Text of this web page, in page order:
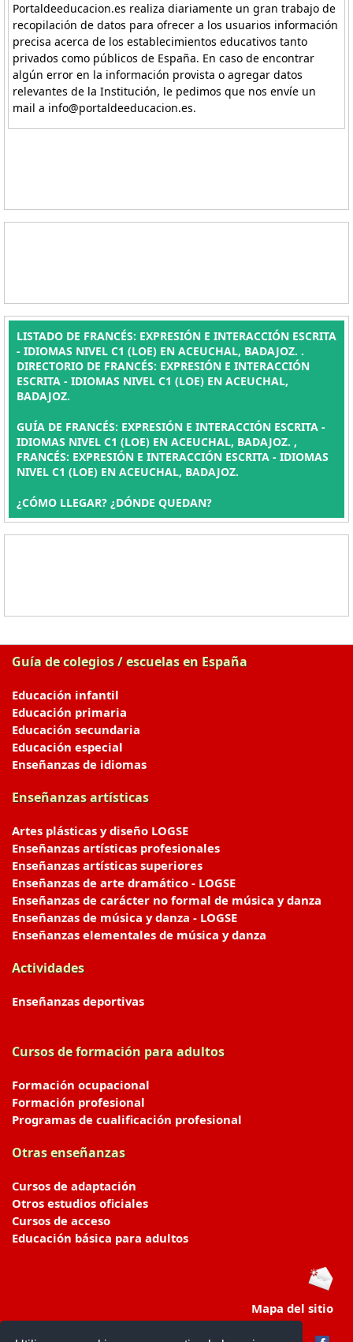
Portaldeeducacion.es realiza diariamente un gran trabajo de
recopilación de datos para ofrecer a los usuarios información
precisa acerca de los establecimientos educativos tanto
privados como públicos de España. En caso de encontrar
algún error en la información provista o agregar datos
relevantes de la Institución, le pedimos que nos envíe un
mail a info@portaldeeducacion.es.
LISTADO DE FRANCÉS: EXPRESIÓN E INTERACCIÓN ESCRITA
- IDIOMAS NIVEL C1 (LOE) EN ACEUCHAL, BADAJOZ. .
DIRECTORIO DE FRANCÉS: EXPRESIÓN E INTERACCIÓN
ESCRITA - IDIOMAS NIVEL C1 (LOE) EN ACEUCHAL,
BADAJOZ.
GUÍA DE FRANCÉS: EXPRESIÓN E INTERACCIÓN ESCRITA -
IDIOMAS NIVEL C1 (LOE) EN ACEUCHAL, BADAJOZ. ,
FRANCÉS: EXPRESIÓN E INTERACCIÓN ESCRITA - IDIOMAS
NIVEL C1 (LOE) EN ACEUCHAL, BADAJOZ.
¿CÓMO LLEGAR? ¿DÓNDE QUEDAN?
Guía de colegios / escuelas en España
Educación infantil
Educación primaria
Educación secundaria
Educación especial
Enseñanzas de idiomas
Enseñanzas artísticas
Artes plásticas y diseño LOGSE
Enseñanzas artísticas profesionales
Enseñanzas artísticas superiores
Enseñanzas de arte dramático - LOGSE
Enseñanzas de carácter no formal de música y danza
Enseñanzas de música y danza - LOGSE
Enseñanzas elementales de música y danza
Actividades
Enseñanzas deportivas
Cursos de formación para adultos
Formación ocupacional
Formación profesional
Programas de cualificación profesional
Otras enseñanzas
Cursos de adaptación
Otros estudios oficiales
Cursos de acceso
Educación básica para adultos
Mapa del sitio